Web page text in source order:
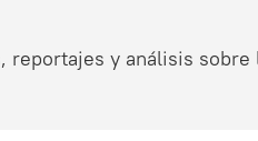
reportajes y análisis sobre